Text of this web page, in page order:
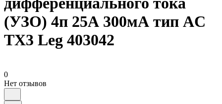
(УЗО) 4п 25А 300мА тип AC
TX3 Leg 403042
0
Нет отзывов